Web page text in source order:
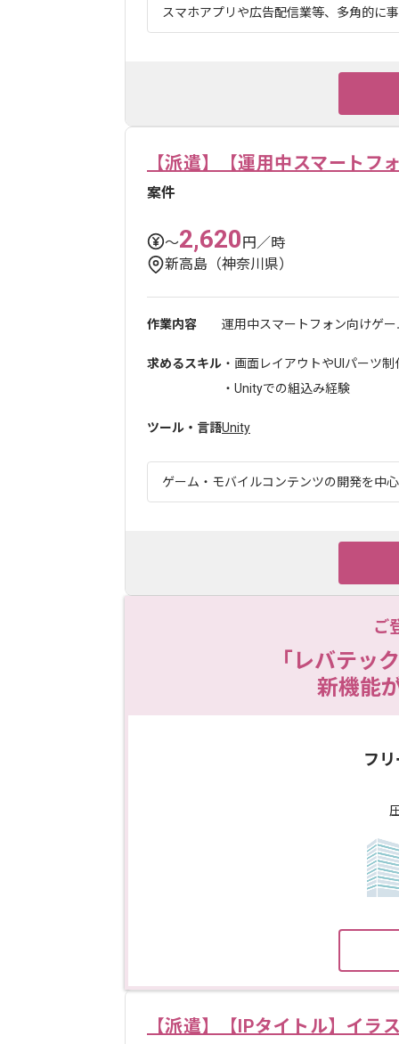
スマホアプリや広告配信業等、多角的に
【派遣】【運用中スマートフ
案件
〜2,620円／時
新高島（神奈川県）
作業内容 運用中スマートフォン向けゲ
求めるスキル ・画面レイアウトやUIパーツ
・Unityでの組込み経験
ツール・言語Unity
ゲーム・モバイルコンテンツの開発を中
ご
「レバテッ
新機能
フ
【派遣】【IPタイトル】イラ